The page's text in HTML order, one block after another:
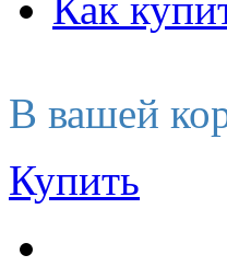
В вашей
Купить